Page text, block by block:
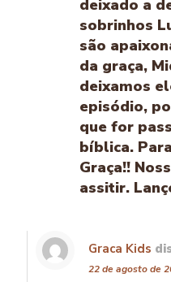
deixado a
sobrinhos
são
da graça,
deixamos
episódio,
que for
bíblica.
Graça!!
assitir.
Graca Kids
22 de agosto de